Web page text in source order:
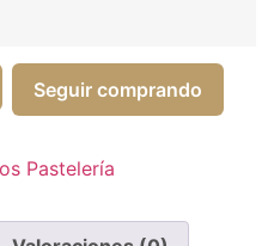
Seguir comprando
Pastelería